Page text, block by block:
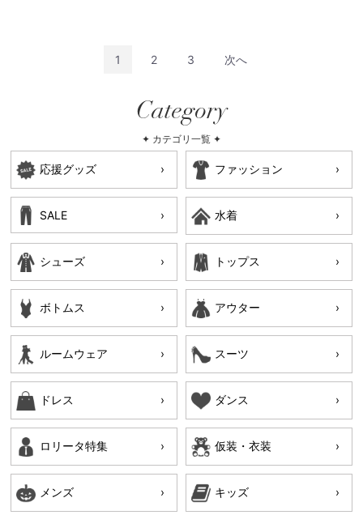
1 2 3 次へ
Category
✦ カテゴリ一覧 ✦
応援グッズ ファッション
SALE 水着
シューズ トップス
ボトムス アウター
ルームウェア スーツ
ドレス ダンス
ロリータ特集 仮装・衣装
メンズ キッズ